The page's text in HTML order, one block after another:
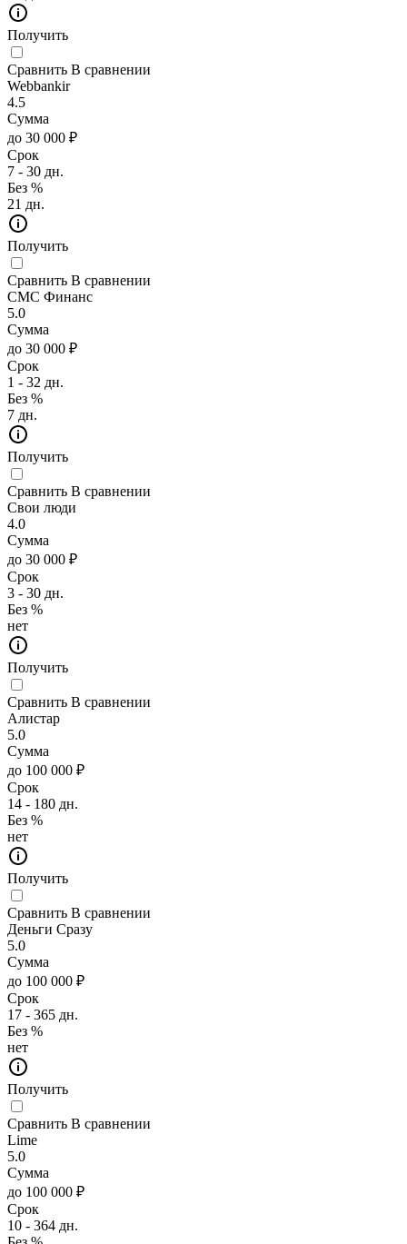
Получить
Сравнить В сравнении
Webbankir
4.5
Сумма
до 30 000 ₽
Срок
7 - 30 дн.
Без %
21 дн.
Получить
Сравнить В сравнении
СМС Финанс
5.0
Сумма
до 30 000 ₽
Срок
1 - 32 дн.
Без %
7 дн.
Получить
Сравнить В сравнении
Свои люди
4.0
Сумма
до 30 000 ₽
Срок
3 - 30 дн.
Без %
нет
Получить
Сравнить В сравнении
Алистар
5.0
Сумма
до 100 000 ₽
Срок
14 - 180 дн.
Без %
нет
Получить
Сравнить В сравнении
Деньги Сразу
5.0
Сумма
до 100 000 ₽
Срок
17 - 365 дн.
Без %
нет
Получить
Сравнить В сравнении
Lime
5.0
Сумма
до 100 000 ₽
Срок
10 - 364 дн.